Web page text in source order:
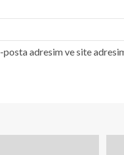
adresim ve site